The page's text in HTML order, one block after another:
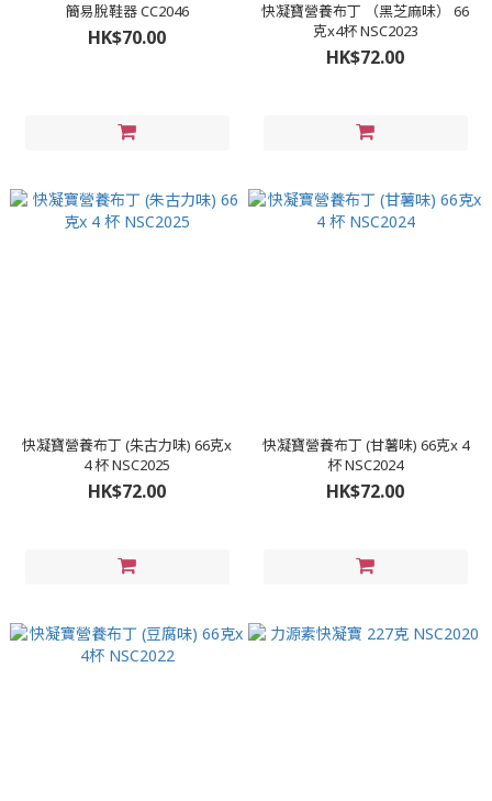
簡易脫鞋器 CC2046
HK$70.00
快凝寶營養布丁 （黑芝麻味） 66
克x4杯 NSC2023
HK$72.00
快凝寶營養布丁 (朱古力味) 66克x
4 杯 NSC2025
HK$72.00
快凝寶營養布丁 (甘薯味) 66克x 4
杯 NSC2024
HK$72.00